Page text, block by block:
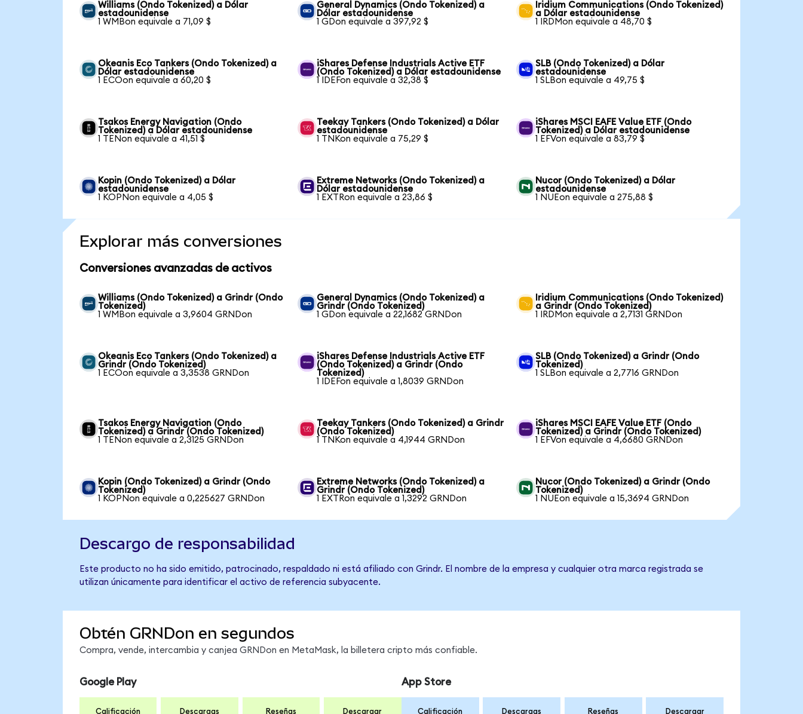
Williams (Ondo Tokenized) a Dólar
estadounidense
1 WMBon equivale a 71,09 $
General Dynamics (Ondo Tokenized) a
Dólar estadounidense
1 GDon equivale a 397,92 $
Iridium Communications (Ondo Tokenized)
a Dólar estadounidense
1 IRDMon equivale a 48,70 $
Okeanis Eco Tankers (Ondo Tokenized) a
Dólar estadounidense
1 ECOon equivale a 60,20 $
iShares Defense Industrials Active ETF
(Ondo Tokenized) a Dólar estadounidense
1 IDEFon equivale a 32,38 $
SLB (Ondo Tokenized) a Dólar
estadounidense
1 SLBon equivale a 49,75 $
Tsakos Energy Navigation (Ondo
Tokenized) a Dólar estadounidense
1 TENon equivale a 41,51 $
Teekay Tankers (Ondo Tokenized) a Dólar
estadounidense
1 TNKon equivale a 75,29 $
iShares MSCI EAFE Value ETF (Ondo
Tokenized) a Dólar estadounidense
1 EFVon equivale a 83,79 $
Kopin (Ondo Tokenized) a Dólar
estadounidense
1 KOPNon equivale a 4,05 $
Extreme Networks (Ondo Tokenized) a
Dólar estadounidense
1 EXTRon equivale a 23,86 $
Nucor (Ondo Tokenized) a Dólar
estadounidense
1 NUEon equivale a 275,88 $
Explorar más conversiones
Conversiones avanzadas de activos
Williams (Ondo Tokenized) a Grindr (Ondo
Tokenized)
1 WMBon equivale a 3,9604 GRNDon
General Dynamics (Ondo Tokenized) a
Grindr (Ondo Tokenized)
1 GDon equivale a 22,1682 GRNDon
Iridium Communications (Ondo Tokenized)
a Grindr (Ondo Tokenized)
1 IRDMon equivale a 2,7131 GRNDon
Okeanis Eco Tankers (Ondo Tokenized) a
Grindr (Ondo Tokenized)
1 ECOon equivale a 3,3538 GRNDon
iShares Defense Industrials Active ETF
(Ondo Tokenized) a Grindr (Ondo
Tokenized)
1 IDEFon equivale a 1,8039 GRNDon
SLB (Ondo Tokenized) a Grindr (Ondo
Tokenized)
1 SLBon equivale a 2,7716 GRNDon
Tsakos Energy Navigation (Ondo
Tokenized) a Grindr (Ondo Tokenized)
1 TENon equivale a 2,3125 GRNDon
Teekay Tankers (Ondo Tokenized) a Grindr
(Ondo Tokenized)
1 TNKon equivale a 4,1944 GRNDon
iShares MSCI EAFE Value ETF (Ondo
Tokenized) a Grindr (Ondo Tokenized)
1 EFVon equivale a 4,6680 GRNDon
Kopin (Ondo Tokenized) a Grindr (Ondo
Tokenized)
1 KOPNon equivale a 0,225627 GRNDon
Extreme Networks (Ondo Tokenized) a
Grindr (Ondo Tokenized)
1 EXTRon equivale a 1,3292 GRNDon
Nucor (Ondo Tokenized) a Grindr (Ondo
Tokenized)
1 NUEon equivale a 15,3694 GRNDon
Descargo de responsabilidad
Este producto no ha sido emitido, patrocinado, respaldado ni está afiliado con Grindr. El nombre de la empresa y cualquier otra marca registrada se
utilizan únicamente para identificar el activo de referencia subyacente.
Obtén GRNDon en segundos
Compra, vende, intercambia y canjea GRNDon en MetaMask, la billetera cripto más confiable.
Google Play
Calificación Descargas Reseñas Descargar
App Store
Calificación Descargas Reseñas Descargar